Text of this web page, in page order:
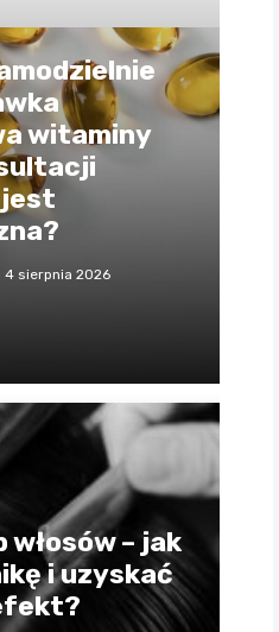
witaminy
4 sierpnia 2026
– jak
i uzyskać